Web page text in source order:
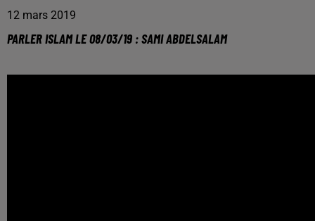
12 mars 2019
PARLER ISLAM LE 08/03/19 : SAMI ABDELSALAM